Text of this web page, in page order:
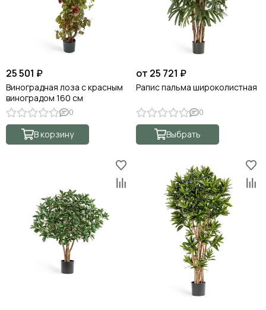
25 501 ₽
Виноградная лоза с красным
виноградом 160 см
0
В корзину
от 25 721 ₽
Рапис пальма широколистная
0
Выбрать